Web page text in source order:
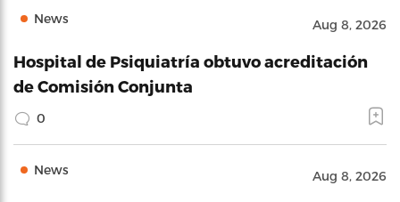
News Aug 8, 2026
Hospital de Psiquiatría obtuvo acreditación
de Comisión Conjunta
0
News Aug 8, 2026